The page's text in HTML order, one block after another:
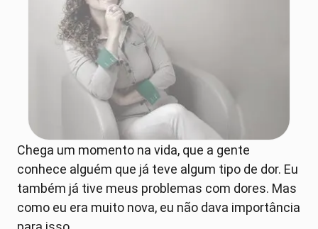
Chega um momento na vida, que a gente
conhece alguém que já teve algum tipo de dor. Eu
também já tive meus problemas com dores. Mas
como eu era muito nova, eu não dava importância